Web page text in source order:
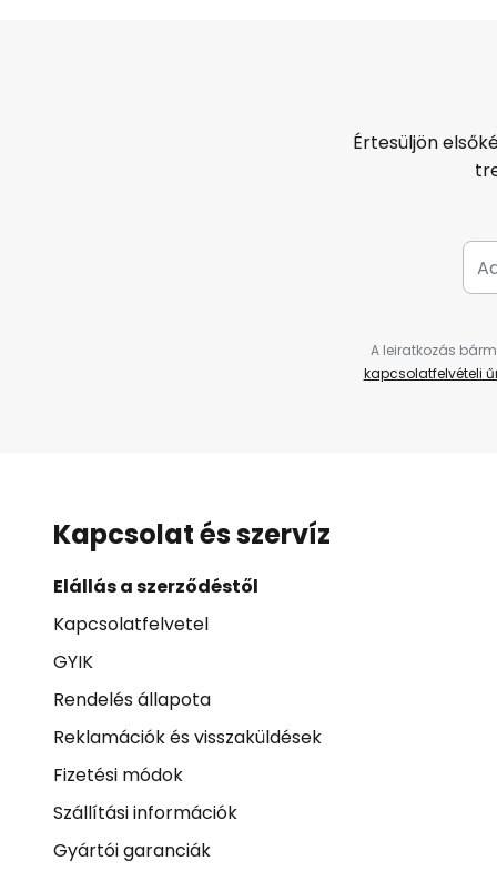
Értesüljön
A leiratkozás
kapcsolatfelvételi
Kapcsolat és szervíz
Elállás a szerződéstől
Kapcsolatfelvetel
GYIK
Rendelés állapota
Reklamációk és visszaküldések
Fizetési módok
Szállítási információk
Gyártói garanciák